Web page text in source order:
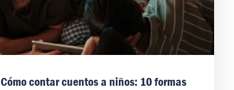
Cómo contar cuentos a niños: 10 formas